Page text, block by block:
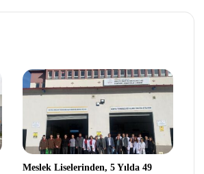
Meslek Liselerinden, 5 Yılda 49